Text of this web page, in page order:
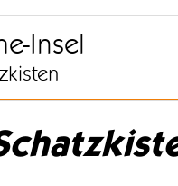
Insel